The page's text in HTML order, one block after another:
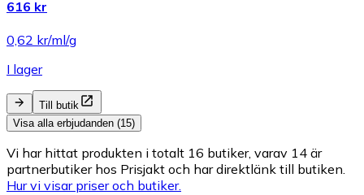
616 kr
0,62 kr/ml/g
I lager
Till butik
Visa alla erbjudanden (15)
Vi har hittat produkten i totalt 16 butiker, varav 14 är
partnerbutiker hos Prisjakt och har direktlänk till butiken.
Hur vi visar priser och butiker.